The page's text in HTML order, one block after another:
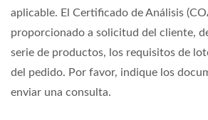
aplicable. El Certificado de Análisis
proporcionado a solicitud del cliente,
serie de productos, los requisitos de
del pedido. Por favor, indique los
enviar una consulta.